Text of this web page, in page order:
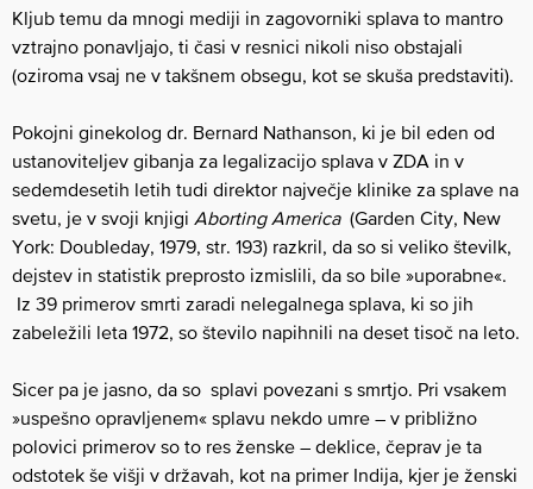
Kljub temu da mnogi mediji in zagovorniki splava to mantro
vztrajno ponavljajo, ti časi v resnici nikoli niso obstajali
(oziroma vsaj ne v takšnem obsegu, kot se skuša predstaviti).
Pokojni ginekolog dr. Bernard Nathanson, ki je bil eden od
ustanoviteljev gibanja za legalizacijo splava v ZDA in v
sedemdesetih letih tudi direktor največje klinike za splave na
svetu, je v svoji knjigi Aborting America(Garden City, New
York: Doubleday, 1979, str. 193) razkril, da so si veliko številk,
dejstev in statistik preprosto izmislili, da so bile »uporabne«.
Iz 39 primerov smrti zaradi nelegalnega splava, ki so jih
zabeležili leta 1972, so število napihnili na deset tisoč na leto.
Sicer pa je jasno, da so splavi povezani s smrtjo. Pri vsakem
»uspešno opravljenem« splavu nekdo umre – v približno
polovici primerov so to res ženske – deklice, čeprav je ta
odstotek še višji v državah, kot na primer Indija, kjer je ženski